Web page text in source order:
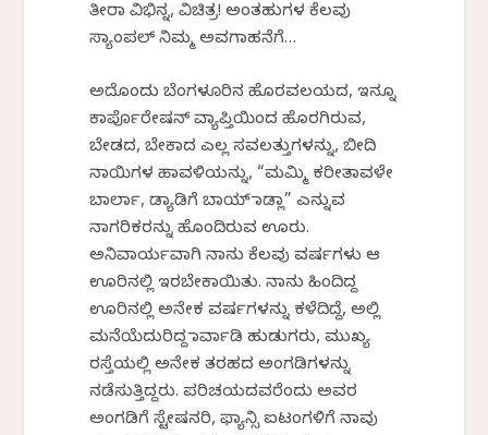
ತೀರಾ ವಿಭಿನ್ನ, ವಿಚಿತ್ರ! ಅಂತಹುಗಳ ಕೆಲವು
ಸ್ಯಾಂಪಲ್ ನಿಮ್ಮ ಅವಗಾಹನೆಗೆ…
ಅದೊಂದು ಬೆಂಗಳೂರಿನ ಹೊರವಲಯದ, ಇನ್ನೂ
ಕಾರ್ಪೊರೇಷನ್ ವ್ಯಾಪ್ತಿಯಿಂದ ಹೊರಗಿರುವ,
ಬೇಡದ, ಬೇಕಾದ ಎಲ್ಲ ಸವಲತ್ತುಗಳನ್ನು, ಬೀದಿ
ನಾಯಿಗಳ ಹಾವಳಿಯನ್ನು, “ಮಮ್ಮಿ ಕರೀತಾವಳೇ
ಬಾರ್ಲಾ, ಡ್ಯಾಡಿಗೆ ಬಾಯ್ ಮಾಡ್ಲಾ” ಎನ್ನುವ
ನಾಗರಿಕರನ್ನು ಹೊಂದಿರುವ ಊರು.
ಅನಿವಾರ್ಯವಾಗಿ ನಾನು ಕೆಲವು ವರ್ಷಗಳು ಆ
ಊರಿನಲ್ಲಿ ಇರಬೇಕಾಯಿತು. ನಾನು ಹಿಂದಿದ್ದ
ಊರಿನಲ್ಲಿ ಅನೇಕ ವರ್ಷಗಳನ್ನು ಕಳೆದಿದ್ದೆ, ಅಲ್ಲಿ
ಮನೆಯೆದುರಿದ್ದ ಮಾರ್ವಾಡಿ ಹುಡುಗರು, ಮುಖ್ಯ
ರಸ್ತೆಯಲ್ಲಿ ಅನೇಕ ತರಹದ ಅಂಗಡಿಗಳನ್ನು
ನಡೆಸುತ್ತಿದ್ದರು. ಪರಿಚಯದವರೆಂದು ಅವರ
ಅಂಗಡಿಗೆ ಸ್ಟೇಷನರಿ, ಫ್ಯಾನ್ಸಿ ಐಟಂಗಳಿಗೆ ನಾವು